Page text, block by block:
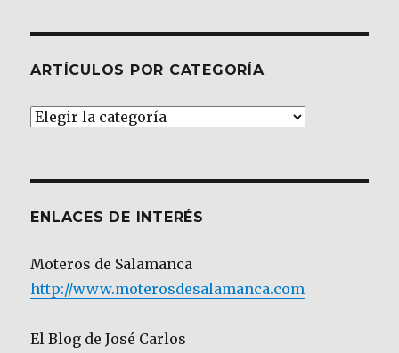
ARTÍCULOS POR CATEGORÍA
Artículos
ENLACES DE INTERÉS
Moteros de Salamanca
http://www.moterosdesalamanca.com
El Blog de José Carlos